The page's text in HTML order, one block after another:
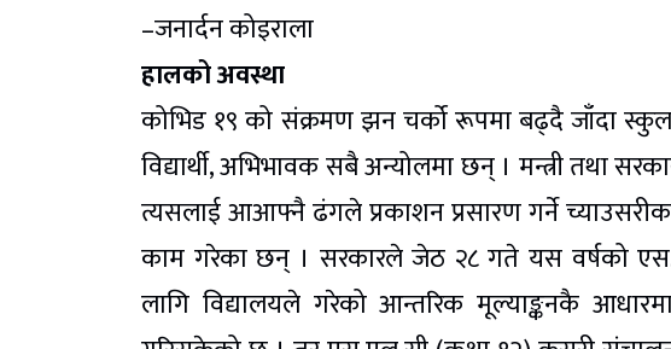
–जनार्दन कोइराला
हालको अवस्था
कोभिड १९ को संक्रमण झन चर्को रूपमा बढ्दै जाँदा
विद्यार्थी, अभिभावक सबै अन्योलमा छन् । मन्त्री तथा
त्यसलाई आआफ्नै ढंगले प्रकाशन प्रसारण गर्ने
काम गरेका छन् । सरकारले जेठ २८ गते यस वर्षको
लागि विद्यालयले गरेको आन्तरिक मूल्याङ्कनकै आधारमा